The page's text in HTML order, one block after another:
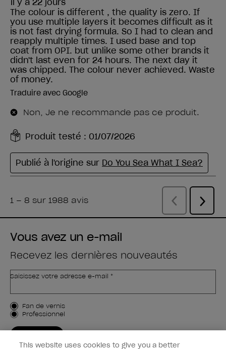
Vous avez un e-mail
Recevez les dernières nouveautés
Saisissez votre adresse e-mail *
Type de client
Fan de vernis
Professionnel
This website uses cookies to give you a better